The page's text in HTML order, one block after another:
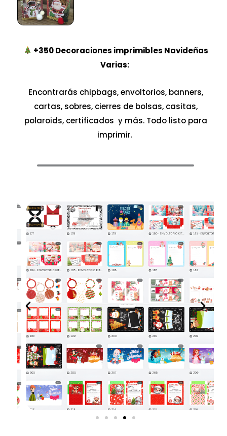
+350Decoraciones imprimibles Navideñas
Varias:
Encontrarás chipbags, envoltorios, banners,
cartas, sobres, cierres de bolsas, casitas,
polaroids, certificados y más. Todo listo para
imprimir.